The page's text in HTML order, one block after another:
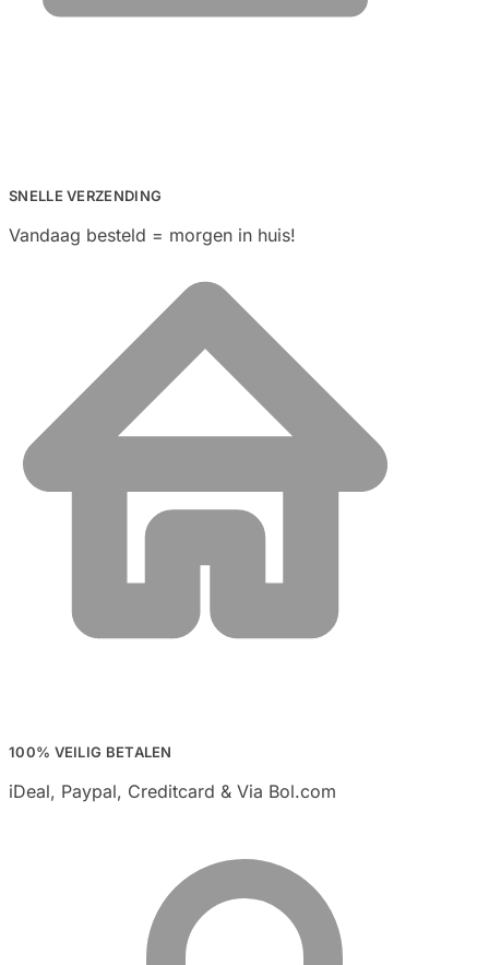
SNELLE VERZENDING
Vandaag besteld = morgen in huis!
100% VEILIG BETALEN
iDeal, Paypal, Creditcard & Via Bol.com